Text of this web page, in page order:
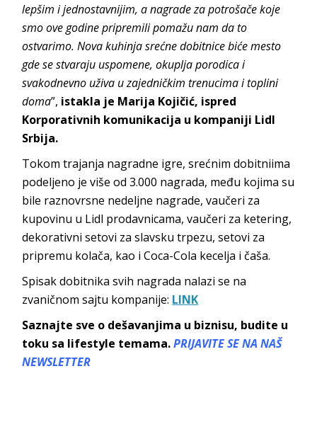
lepšim i jednostavnijim, a nagrade za potrošače koje
smo ove godine pripremili pomažu nam da to
ostvarimo. Nova kuhinja srećne dobitnice biće mesto
gde se stvaraju uspomene, okuplja porodica i
svakodnevno uživa u zajedničkim trenucima i toplini
doma”, istakla je Marija Kojičić, ispred
Korporativnih komunikacija u kompaniji Lidl
Srbija.
Tokom trajanja nagradne igre, srećnim dobitniima
podeljeno je više od 3.000 nagrada, među kojima su
bile raznovrsne nedeljne nagrade, vaučeri za
kupovinu u Lidl prodavnicama, vaučeri za ketering,
dekorativni setovi za slavsku trpezu, setovi za
pripremu kolača, kao i Coca-Cola kecelja i čaša.
Spisak dobitnika svih nagrada nalazi se na
zvaničnom sajtu kompanije: LINK
Saznajte sve o dešavanjima u biznisu, budite u
toku sa lifestyle temama.PRIJAVITE SE NA NAŠ
NEWSLETTER